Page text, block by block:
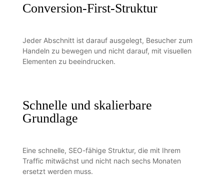
Conversion-First-Struktur
Jeder Abschnitt ist darauf ausgelegt, Besucher zum
Handeln zu bewegen und nicht darauf, mit visuellen
Elementen zu beeindrucken.
Schnelle und skalierbare
Grundlage
Eine schnelle, SEO-fähige Struktur, die mit Ihrem
Traffic mitwächst und nicht nach sechs Monaten
ersetzt werden muss.